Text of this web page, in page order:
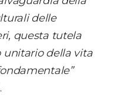
delle
questa tutela
unitario della vita
.